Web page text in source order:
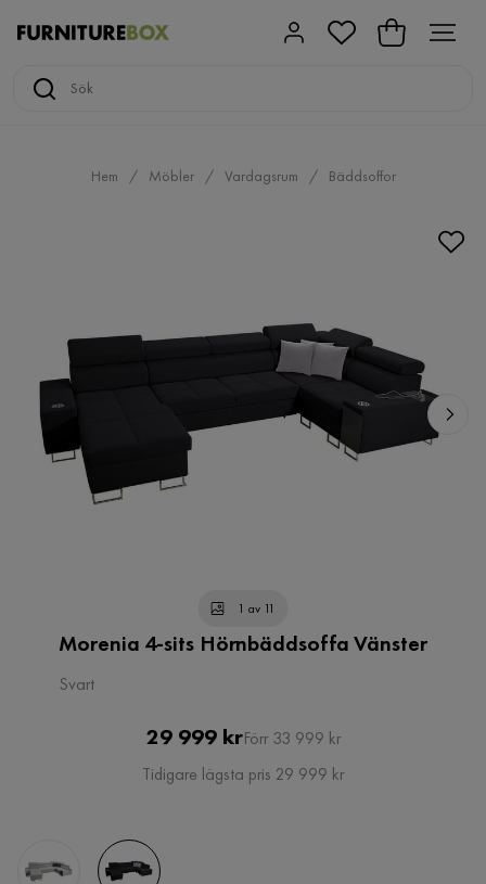
Hem Möbler Vardagsrum Bäddsoffor
1 av 11
Morenia 4-sits Hörnbäddsoffa Vänster
Svart
Pris
29 999 krOriginal
Pris
Förr 33 999 kr
Tidigare lägsta pris 29 999 kr